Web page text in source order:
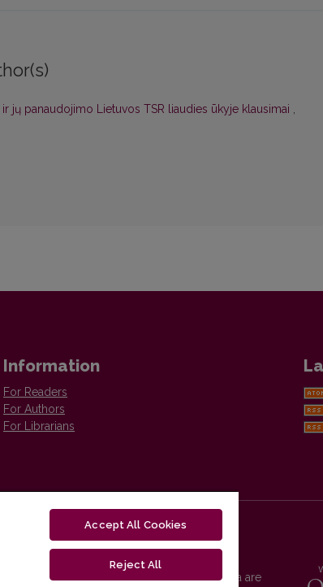
jų panaudojimo Lietuvos TSR liaudies ūkyje klausimai ,
Information
For Readers
For Authors
For Librarians
Vilnius University Press platform and metadata are
Accept All Cookies
Reject All